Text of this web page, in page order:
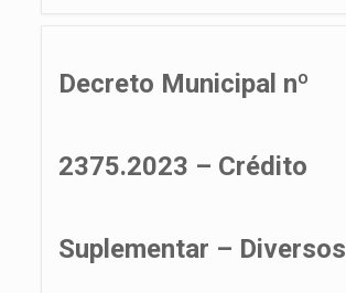
Decreto Municipal nº
2375.2023 – Crédito
Suplementar – Diversos